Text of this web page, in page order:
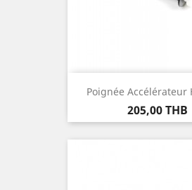
Poignée Accélérateur
Prix
205,00 THB